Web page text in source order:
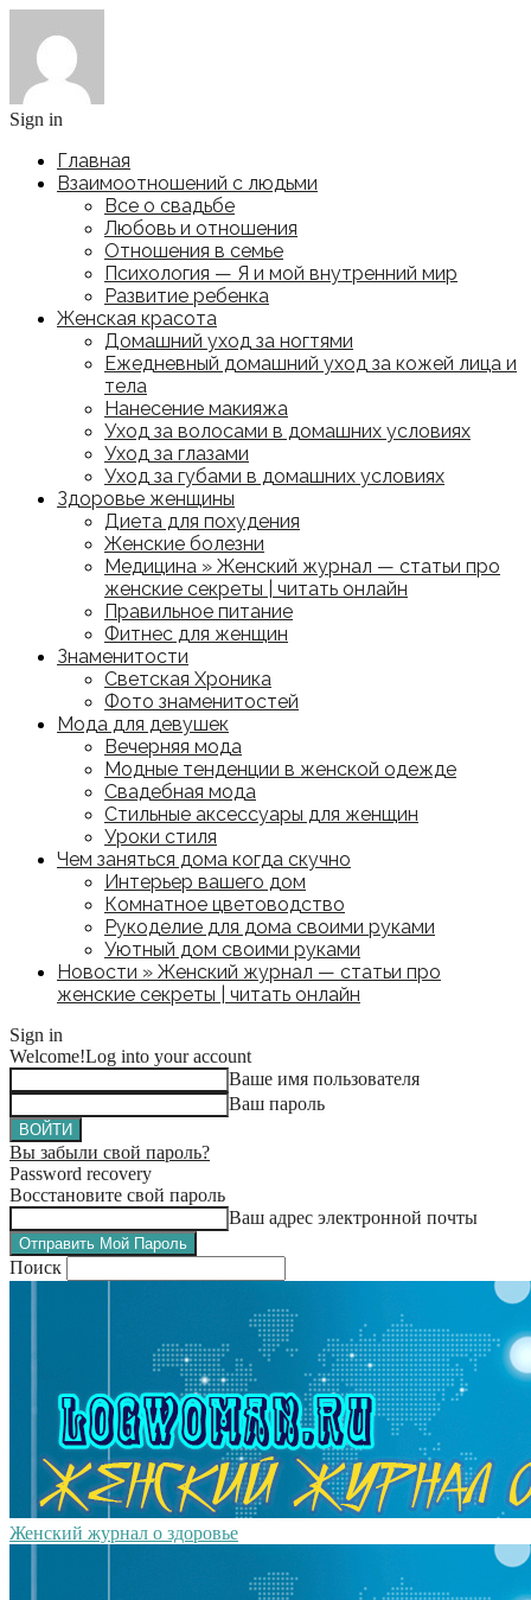
Sign in
Главная
Взаимоотношений с людьми
Все о свадьбе
Любовь и отношения
Отношения в семье
Психология — Я и мой внутренний мир
Развитие ребенка
Женская красота
Домашний уход за ногтями
Ежедневный домашний уход за кожей лица и
тела
Нанесение макияжа
Уход за волосами в домашних условиях
Уход за глазами
Уход за губами в домашних условиях
Здоровье женщины
Диета для похудения
Женские болезни
Медицина » Женский журнал — статьи про
женские секреты | читать онлайн
Правильное питание
Фитнес для женщин
Знаменитости
Светская Хроника
Фото знаменитостей
Мода для девушек
Вечерняя мода
Модные тенденции в женской одежде
Свадебная мода
Стильные аксессуары для женщин
Уроки стиля
Чем заняться дома когда скучно
Интерьер вашего дом
Комнатное цветоводство
Рукоделие для дома своими руками
Уютный дом своими руками
Новости » Женский журнал — статьи про
женские секреты | читать онлайн
Sign in
Welcome!Log into your account
Ваше имя пользователя
Ваш пароль
Вы забыли свой пароль?
Password recovery
Восстановите свой пароль
Ваш адрес электронной почты
Поиск
Женский журнал о здоровье